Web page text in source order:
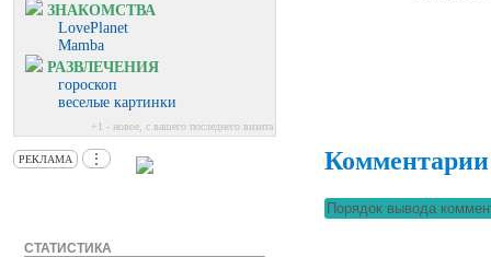
ЗНАКОМСТВА
LovePlanet
Mamba
РАЗВЛЕЧЕНИЯ
гороскоп
веселые картинки
+1 - новое, с вашего последнего визита
РЕКЛАМА ⋮
СТАТИСТИКА
Комментарии